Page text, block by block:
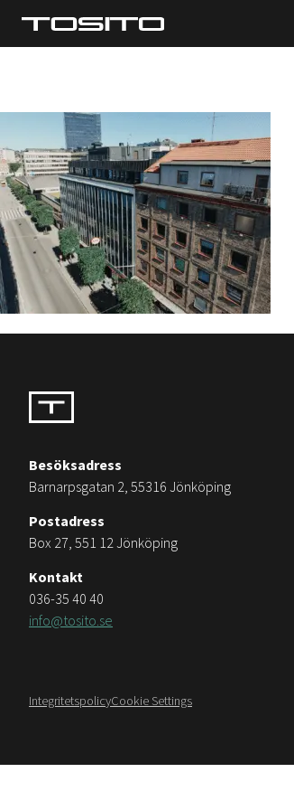
Besöksadress
Barnarpsgatan 2, 55316 Jönköping
Postadress
Box 27, 551 12 Jönköping
Kontakt
036-35 40 40
info@tosito.se
IntegritetspolicyCookie Settings